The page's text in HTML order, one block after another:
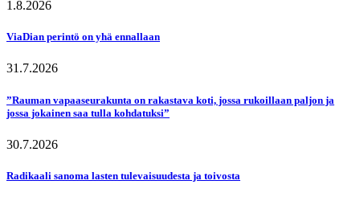
1.8.2026
ViaDian perintö on yhä ennallaan
31.7.2026
”Rauman vapaaseurakunta on rakastava koti, jossa rukoillaan paljon ja
jossa jokainen saa tulla kohdatuksi”
30.7.2026
Radikaali sanoma lasten tulevaisuudesta ja toivosta